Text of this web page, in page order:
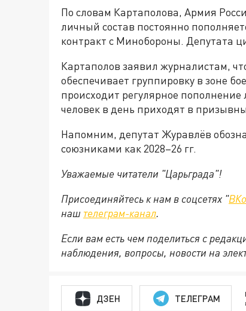
По словам Картаполова, Армия
личный состав постоянно
контракт с Минобороны. Депутата
Картаполов заявил журналистам,
обеспечивает группировку в зоне
происходит регулярное пополнение
человек в день приходят в
Напомним, депутат Журавлёв
союзниками как 2028–26 гг.
Уважаемые читатели "Царьграда"!
Присоединяйтесь к нам в соцсетях "
наш телеграм-канал.
Если вам есть чем поделиться с
наблюдения, вопросы, новости на
ДЗЕН ТЕЛЕГРАМ